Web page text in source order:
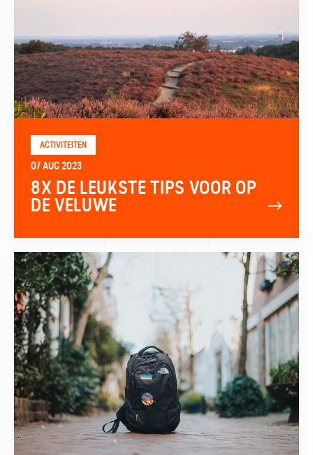
ACTIVITEITEN
07 AUG 2023
8X DE LEUKSTE TIPS VOOR OP
DE VELUWE